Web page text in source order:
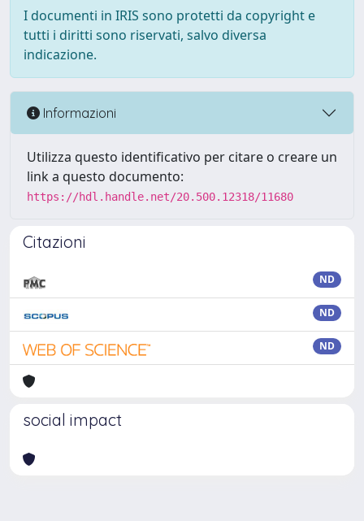
I documenti in IRIS sono protetti da copyright e
tutti i diritti sono riservati, salvo diversa
indicazione.
Informazioni
Utilizza questo identificativo per citare o creare un
link a questo documento:
https://hdl.handle.net/20.500.12318/11680
Citazioni
ND
ND
ND
social impact